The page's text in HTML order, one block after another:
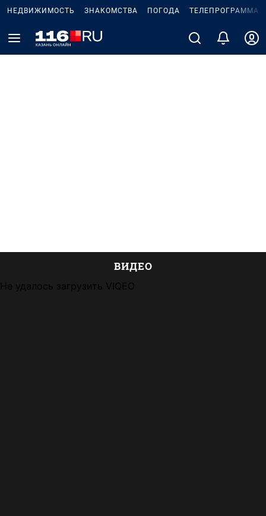
НЕДВИЖИМОСТЬ ЗНАКОМСТВА ПОГОДА ТЕЛЕПРОГРАММА
ВИДЕО
Не удалось загрузить VIQEO